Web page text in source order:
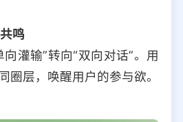
鸣
灌输”转向“双向对话”。用
圈层，唤醒用户的参与欲。